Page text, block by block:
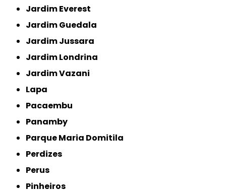
Jardim Everest
Jardim Guedala
Jardim Jussara
Jardim Londrina
Jardim Vazani
Lapa
Pacaembu
Panamby
Parque Maria Domitila
Perdizes
Perus
Pinheiros